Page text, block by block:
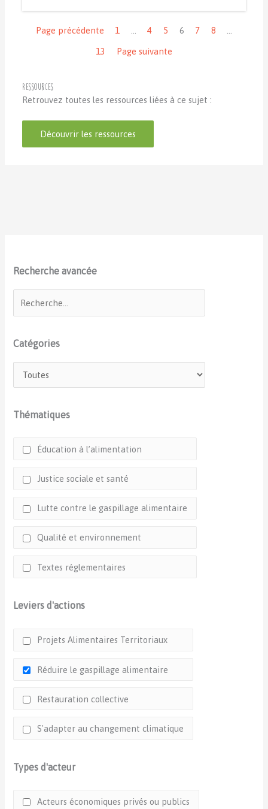
Page précédente
1 4 5 6 7 8
13 Page suivante
Ressources
Retrouvez toutes les ressources liées à ce sujet :
Découvrir les ressources
Recherche avancée
Catégories
Thématiques
Éducation à l’alimentation
Justice sociale et santé
Lutte contre le gaspillage alimentaire
Qualité et environnement
Textes réglementaires
Leviers d'actions
Projets Alimentaires Territoriaux
Réduire le gaspillage alimentaire
Restauration collective
S'adapter au changement climatique
Types d'acteur
Acteurs économiques privés ou publics